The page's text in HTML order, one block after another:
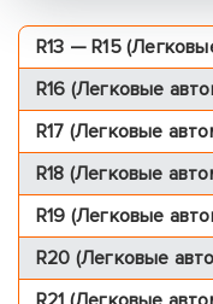
R13 — R15
R16 (Легковые
R17 (Легковые
R18 (Легковые
R19 (Легковые
R20 (Легковые